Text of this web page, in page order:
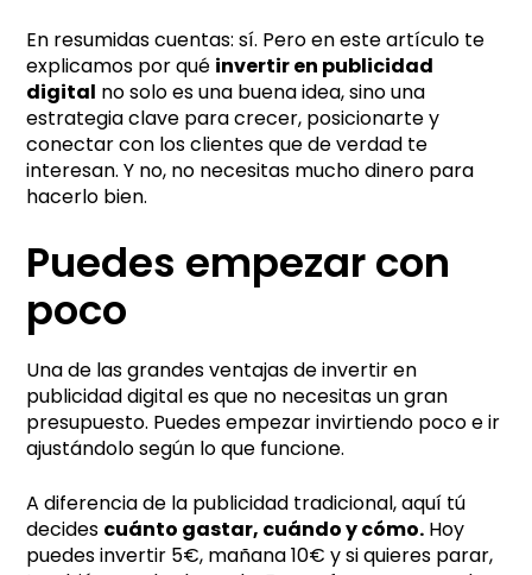
v
e
:
En resumidas cuentas: sí. Pero en este artículo te
explicamos por qué invertir en publicidad
digital no solo es una buena idea, sino una
estrategia clave para crecer, posicionarte y
conectar con los clientes que de verdad te
interesan. Y no, no necesitas mucho dinero para
hacerlo bien.
Puedes empezar con
poco
Una de las grandes ventajas de invertir en
publicidad digital es que no necesitas un gran
presupuesto. Puedes empezar invirtiendo poco e ir
ajustándolo según lo que funcione.
A diferencia de la publicidad tradicional, aquí tú
decides cuánto gastar, cuándo y cómo. Hoy
puedes invertir 5€, mañana 10€ y si quieres parar,